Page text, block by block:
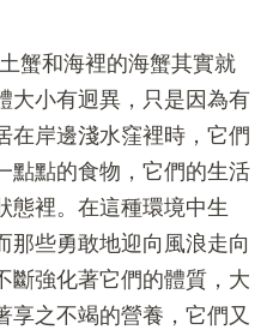
蟹和海裡的海蟹其實就
大小有迥異，只是因為有
在岸邊淺水窪裡時，它們
點點的食物，它們的生活
態裡。在這種環境中生
那些勇敢地迎向風浪走向
斷強化著它們的體質，大
享之不竭的營養，它們又